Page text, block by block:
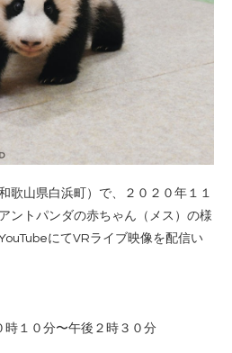
歌山県白浜町）で、２０２０年１１
ントパンダの赤ちゃん（メス）の様
にてVRライブ映像を配信い
１０分〜午後２時３０分